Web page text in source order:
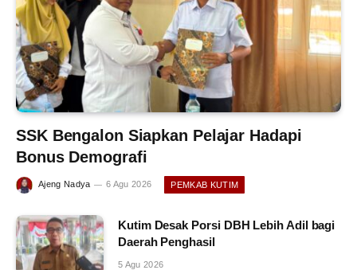
SSK Bengalon Siapkan Pelajar Hadapi
Bonus Demografi
Ajeng Nadya 6 Agu 2026 PEMKAB KUTIM
Kutim Desak Porsi DBH Lebih Adil bagi
Daerah Penghasil
5 Agu 2026